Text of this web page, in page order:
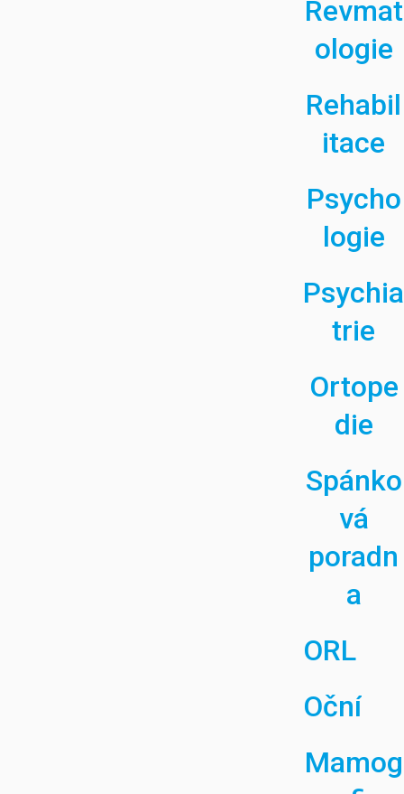
Revmat
ologie
Rehabil
itace
Psycho
logie
Psychia
trie
Ortope
die
Spánko
vá
poradn
a
ORL
Oční
Mamog